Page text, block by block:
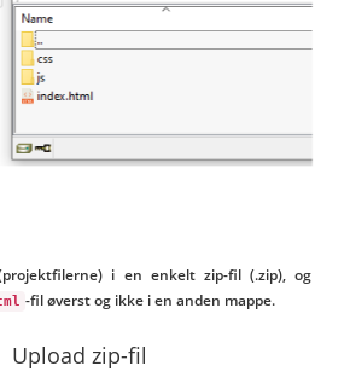
i en enkelt zip-fil (.zip), og
-fil øverst og ikke i en anden mappe.
Upload zip-fil